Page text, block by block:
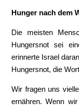
Hunger nach dem
Die meisten
Hungersnot sei
erinnerte Israel
Hungersnot, die
Wir fragen uns
ernähren. Wenn